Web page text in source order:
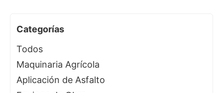
Categorías
Todos
Maquinaria Agrícola
Aplicación de Asfalto